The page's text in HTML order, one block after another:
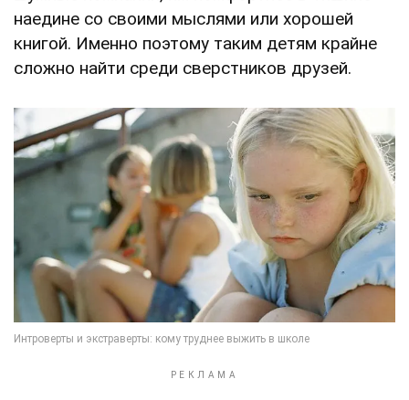
наедине со своими мыслями или хорошей
книгой. Именно поэтому таким детям крайне
сложно найти среди сверстников друзей.